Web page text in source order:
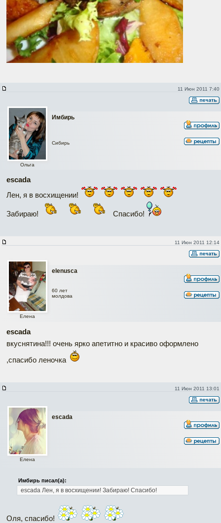
11 Июн 2011 7:40
Имбирь
Ольга
Сибирь
escada
Лен, я в восхищении!
Забираю! Спасибо!
11 Июн 2011 12:14
elenusca
Елена
60 лет
молдова
escada
вкуснятина!!! очень ярко апетитно и красиво оформлено
,спасибо леночка
11 Июн 2011 13:01
escada
Елена
Имбирь писал(а):
escada Лен, я в восхищении! Забираю! Спасибо!
Оля, спасибо!